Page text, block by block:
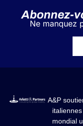
Abonnez-
Ne manquez
A&P
mondial